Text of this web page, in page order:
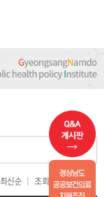
최신순 조회순 제목순